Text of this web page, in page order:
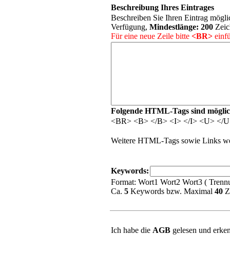
Beschreibung Ihres Eintrages
Beschreiben Sie Ihren Eintrag
Verfügung, Mindestlänge: 200
Für eine neue Zeile bitte <BR>
Folgende HTML-Tags sind
<BR> <B> </B> <I> </I> <U> </
Weitere HTML-Tags sowie Links
Keywords:
Format: Wort1 Wort2 Wort3 (
Ca. 5 Keywords bzw. Maximal 40
Ich habe die AGB gelesen und